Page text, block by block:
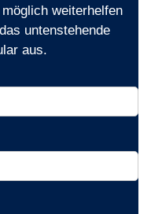
weiterhelfen
untenstehende
aus.